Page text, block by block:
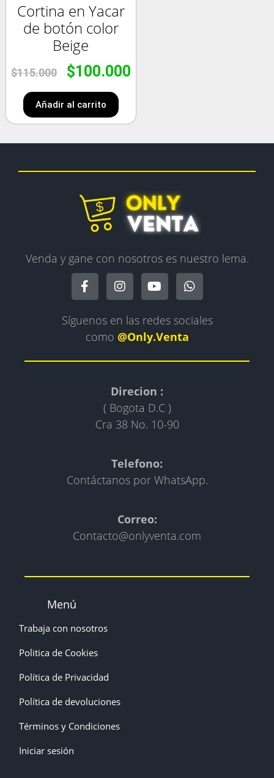
Cortina en Yacar
de botón color
Beige
$115.000 $100.000
Añadir al carrito
Venda y gane con nosotros es nuestro lema.
Síguenos en las redes sociales
como @Only.Venta
Direcion :
( Bogota D.C )
Cra 38 No. 10-90
Telefono:
Contáctanos por WhatsApp.
Correo:
Contacto@onlyventa.com
Menú
Trabaja con nosotros
Politica de Cookies
Política de Privacidad
Política de devoluciones
Términos y Condiciones
Iniciar sesión